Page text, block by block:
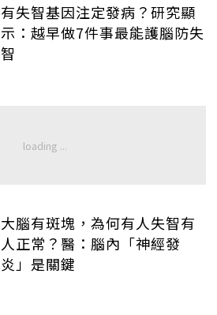
有失智基因注定發病？研究顯
示：越早做7件事最能護腦防失
智
大腦有斑塊，為何有人失智有
人正常？醫：腦內「神經發
炎」是關鍵